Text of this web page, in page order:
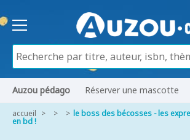
Auzou pédago Réserver une mascotte
accueil le boss des bécosses - les
en bd !